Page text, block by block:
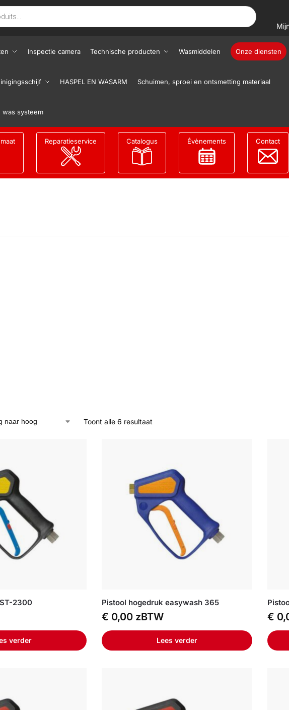
Inspectie camera Technische producten Wasmiddelen Onze diensten
HASPEL EN WASARM Schuimen, sproei en ontsmetting materiaal
was systeem
Reparatieservice Catalogus Évènements Contact
Toont alle 6 resultaat
2300
verder
Pistool hogedruk easywash 365
€ 0,00 zBTW
Lees verder
€